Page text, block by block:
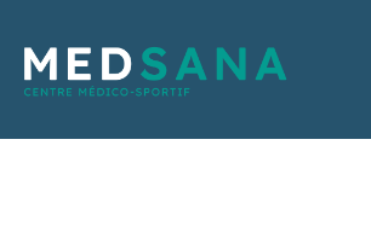
- Centre
du menu